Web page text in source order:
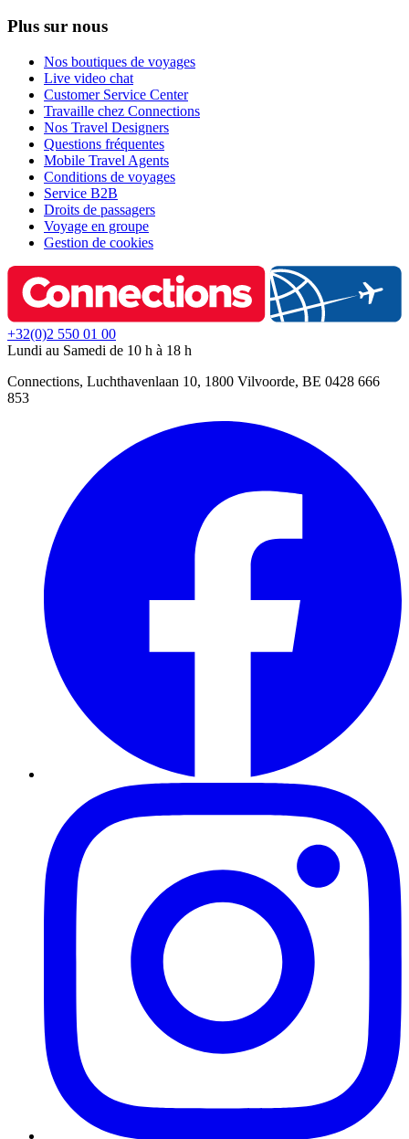
Plus sur nous
Nos boutiques de voyages
Live video chat
Customer Service Center
Travaille chez Connections
Nos Travel Designers
Questions fréquentes
Mobile Travel Agents
Conditions de voyages
Service B2B
Droits de passagers
Voyage en groupe
Gestion de cookies
+32(0)2 550 01 00
Lundi au Samedi de 10 h à 18 h
Connections, Luchthavenlaan 10, 1800 Vilvoorde, BE 0428 666
853